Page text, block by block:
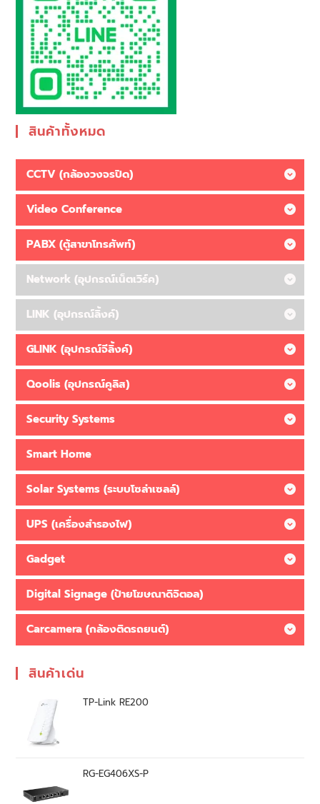
สินค้าทั้งหมด
CCTV (กล้องวงจรปิด)
Video Conference
PABX (ตู้สาขาโทรศัพท์)
Network (อุปกรณ์เน็ตเวิร์ค)
LINK (อุปกรณ์ลิ้งค์)
GLINK (อุปกรณ์จีลิ้งค์)
Qoolis (อุปกรณ์คูลิส)
Security Systems
Smart Home
Solar Systems (ระบบโซล่าเซลล์)
UPS (เครื่องสำรองไฟ)
Gadget
Digital Signage (ป้ายโฆษณาดิจิตอล)
Carcamera (กล้องติดรถยนต์)
สินค้าเด่น
TP-Link RE200
RG-EG406XS-P